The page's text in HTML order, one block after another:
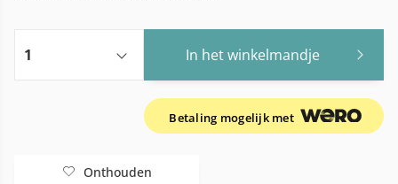
In het winkelmandje
Betaling mogelijk met
Onthouden